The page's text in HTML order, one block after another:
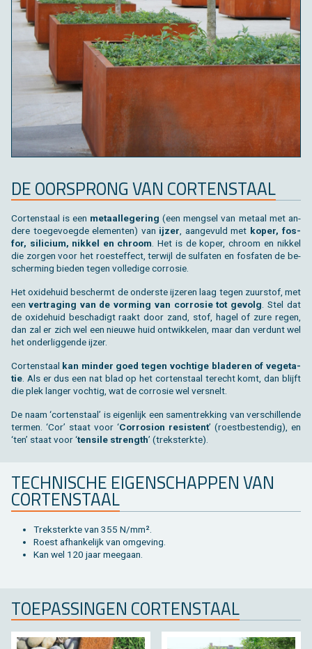
DE OOR­SPRONG VAN COR­TEN­STAAL
Cor­ten­staal is een me­taal­le­ge­ring (een meng­sel van me­taal met an­
de­re toe­ge­voeg­de ele­men­ten) van ijzer , aan­ge­vuld met koper, fos­
for, si­li­ci­um, nik­kel en chroom . Het is de koper, chroom en nik­kel
die zor­gen voor het roest­ef­fect, ter­wijl de sul­fa­ten en fos­fa­ten de be­
scher­ming bie­den tegen vol­le­di­ge cor­ro­sie.
Het oxi­de­huid be­schermt de on­der­ste ij­ze­ren laag tegen zuur­stof, met
een ver­tra­ging van de vor­ming van cor­ro­sie tot ge­volg . Stel dat
de oxi­de­huid be­scha­digt raakt door zand, stof, hagel of zure regen,
dan zal er zich wel een nieu­we huid ont­wik­ke­len, maar dan ver­dunt wel
het on­der­lig­gen­de ijzer.
Cor­ten­staal kan min­der goed tegen voch­ti­ge bla­de­ren of ve­ge­ta­
tie . Als er dus een nat blad op het cor­ten­staal te­recht komt, dan blijft
die plek lan­ger voch­tig, wat de cor­ro­sie wel ver­snelt.
De naam ‘cor­ten­staal’ is ei­gen­lijk een sa­men­trek­king van ver­schil­len­de
ter­men. ‘Cor’ staat voor ‘Cor­ro­si­on re­sis­tent’ (roest­be­sten­dig), en
‘ten’ staat voor ‘ten­si­le strength’ (trek­sterk­te).
TECH­NI­SCHE EI­GEN­SCHAP­PEN VAN
COR­TEN­STAAL
Trek­sterk­te van 355 N/mm².
Roest af­han­ke­lijk van om­ge­ving.
Kan wel 120 jaar mee­gaan.
TOE­PAS­SIN­GEN COR­TEN­STAAL